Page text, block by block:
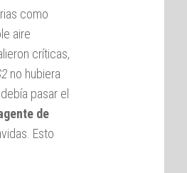
como
aire
críticas,
no hubiera
pasar el
de
Esto